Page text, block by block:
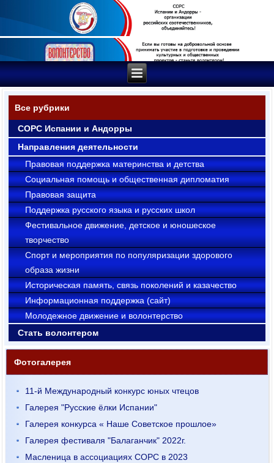
Все рубрики
СОРС Испании и Андорры
Направления деятельности
Правовая поддержка материнства и детства
Социальная помощь и общественная дипломатия
Правовая защита
Поддержка русского языка и русских школ
Фестивальное движение, детское и юношеское
творчество
Cпорт и мероприятия по популяризации здорового
образа жизни
Историческая память, связь поколений и казачество
Информационная поддержка (сайт)
Молодежное движение и волонтерство
Стать волонтером
Фотогалерея
11-й Международный конкурс юных чтецов
Галерея "Русские ёлки Испании"
Галерея конкурса « Наше Советское прошлое»
Галерея фестиваля "Балаганчик" 2022г.
Масленица в ассоциациях СОРС в 2023